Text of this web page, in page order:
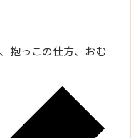
抱っこの仕方、おむ